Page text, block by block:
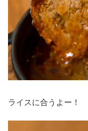
ライスに合うよー！